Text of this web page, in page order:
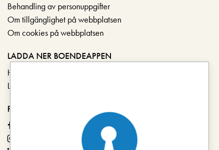
Behandling av personuppgifter
Om tillgänglighet på webbplatsen
Om cookies på webbplatsen
LADDA NER BOENDEAPPEN
Hämta i App Store
Ladda ner på Google Play
FÖLJ OSS